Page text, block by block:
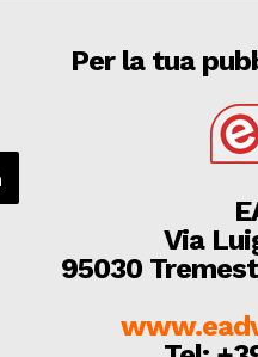
Per la tua
Via
95030